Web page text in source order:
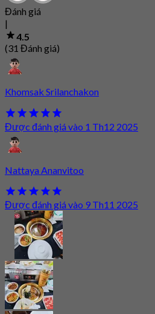
Đánh giá
|
4.5
(31 Đánh giá)
Khomsak Srilanchakon
Được đánh giá vào 1 Th12 2025
Nattaya Ananvitoo
Được đánh giá vào 9 Th11 2025